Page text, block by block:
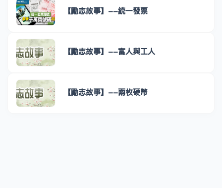
【勵志故事】--統一發票
【勵志故事】--富人與工人
【勵志故事】--兩枚硬幣